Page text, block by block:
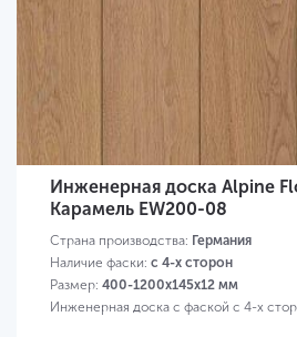
Инженерная доска Alpine
Карамель EW200-08
Страна производства: Германия
Наличие фаски: с 4-х сторон
Размер: 400-1200х145х12 мм
Инженерная доска с фаской с 4-х